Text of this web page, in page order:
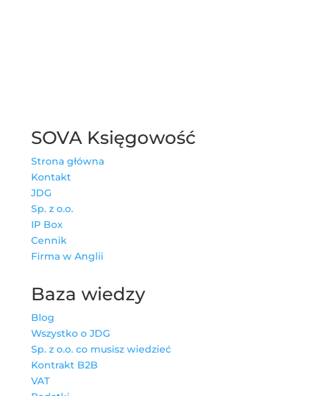
SOVA Księgowość
Strona główna
Kontakt
JDG
Sp. z o.o.
IP Box
Cennik
Firma w Anglii
Baza wiedzy
Blog
Wszystko o JDG
Sp. z o.o. co musisz wiedzieć
Kontrakt B2B
VAT